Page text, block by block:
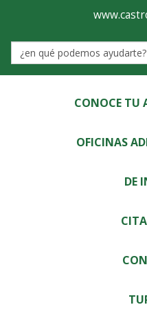
de
Castro-
UrdialesCONOCE TU
OFICINAS
DE